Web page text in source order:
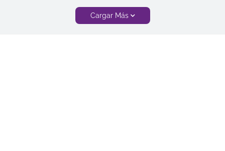
Cargar Más